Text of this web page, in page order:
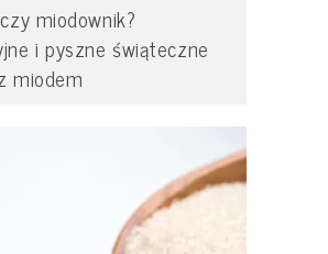
miodownik?
i pyszne świąteczne
miodem